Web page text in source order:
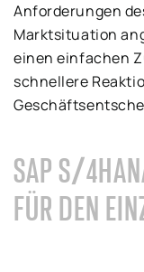
Anforderungen
Marktsituation
einen einfachen
schnellere
SAP S/
FÜR DEN